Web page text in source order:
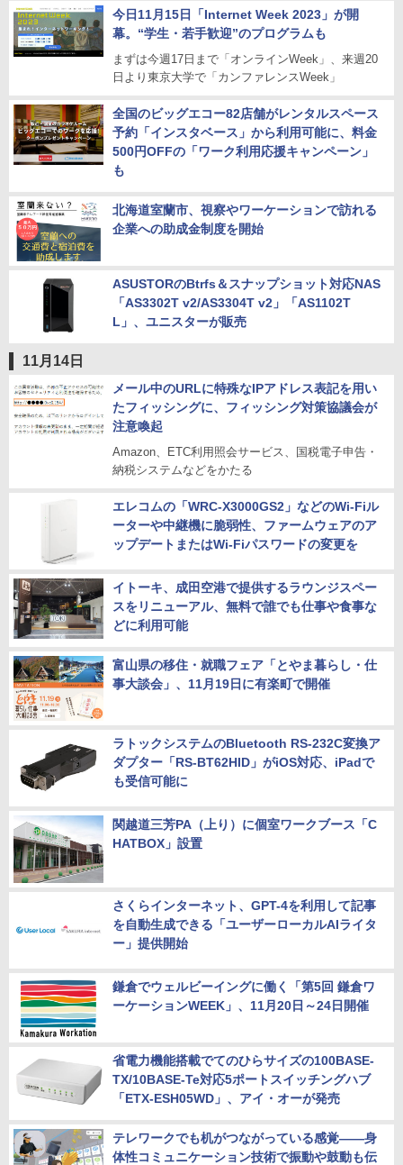
今日11月15日「Internet Week 2023」が開
幕。“学生・若手歓迎”のプログラムも
まずは今週17日まで「オンラインWeek」、来週20
日より東京大学で「カンファレンスWeek」
全国のビッグエコー82店舗がレンタルスペース
予約「インスタベース」から利用可能に、料金
500円OFFの「ワーク利用応援キャンペーン」
も
北海道室蘭市、視察やワーケーションで訪れる
企業への助成金制度を開始
ASUSTORのBtrfs＆スナップショット対応NAS
「AS3302T v2/AS3304T v2」「AS1102T
L」、ユニスターが販売
11月14日
メール中のURLに特殊なIPアドレス表記を用い
たフィッシングに、フィッシング対策協議会が
注意喚起
Amazon、ETC利用照会サービス、国税電子申告・
納税システムなどをかたる
エレコムの「WRC-X3000GS2」などのWi-Fiル
ーターや中継機に脆弱性、ファームウェアのア
ップデートまたはWi-Fiパスワードの変更を
イトーキ、成田空港で提供するラウンジスペー
スをリニューアル、無料で誰でも仕事や食事な
どに利用可能
富山県の移住・就職フェア「とやま暮らし・仕
事大談会」、11月19日に有楽町で開催
ラトックシステムのBluetooth RS-232C変換ア
ダプター「RS-BT62HID」がiOS対応、iPadで
も受信可能に
関越道三芳PA（上り）に個室ワークブース「C
HATBOX」設置
さくらインターネット、GPT-4を利用して記事
を自動生成できる「ユーザーローカルAIライタ
ー」提供開始
鎌倉でウェルビーイングに働く「第5回 鎌倉ワ
ーケーションWEEK」、11月20日～24日開催
省電力機能搭載でてのひらサイズの100BASE-
TX/10BASE-Te対応5ポートスイッチングハブ
「ETX-ESH05WD」、アイ・オーが発売
テレワークでも机がつながっている感覚――身
体性コミュニケーション技術で振動や鼓動も伝